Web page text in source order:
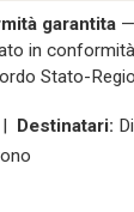
garantita
in
Stato-
Destinatari: